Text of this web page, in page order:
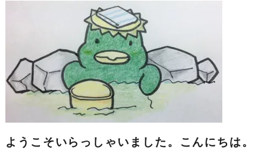
ようこそいらっしゃいました。こんにちは。